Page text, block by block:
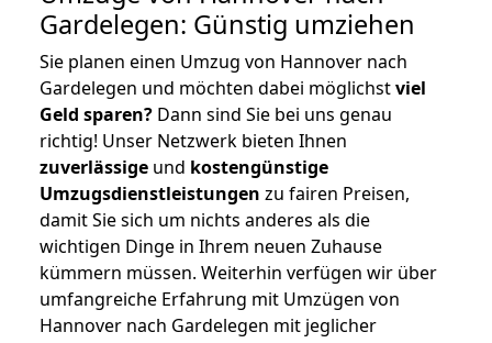
Gardelegen: Günstig umziehen
Sie planen einen Umzug von Hannover nach
Gardelegen und möchten dabei möglichstviel
Geld sparen? Dann sind Sie bei uns genau
richtig! Unser Netzwerk bieten Ihnen
zuverlässige und kostengünstige
Umzugsdienstleistungen zu fairen Preisen,
damit Sie sich um nichts anderes als die
wichtigen Dinge in Ihrem neuen Zuhause
kümmern müssen. Weiterhin verfügen wir über
umfangreiche Erfahrung mit Umzügen von
Hannover nach Gardelegen mit jeglicher